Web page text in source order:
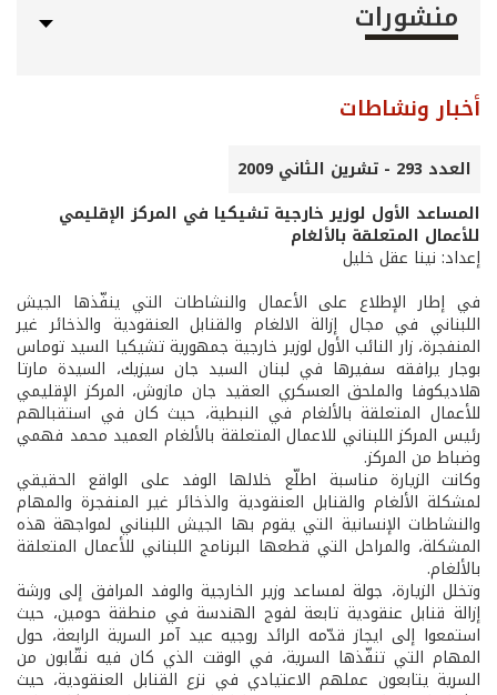
منشورات
أخبار ونشاطات
العدد 293 - تشرين الثاني 2009
المساعد الأول لوزير خارجية تشيكيا في المركز الإقليمي
للأعمال المتعلقة بالألغام
إعداد: نينا عقل خليل
في إطار الإطلاع على الأعمال والنشاطات التي ينفّذها الجيش
اللبناني في مجال إزالة الالغام والقنابل العنقودية والذخائر غير
المنفجرة، زار النائب الأول لوزير خارجية جمهورية تشيكيا السيد توماس
بوجار يرافقه سفيرها في لبنان السيد جان سيزيك، السيدة مارتا
هلاديكوفا والملحق العسكري العقيد جان مازوش، المركز الإقليمي
للأعمال المتعلقة بالألغام في النبطية، حيث كان في استقبالهم
رئيس المركز اللبناني للاعمال المتعلقة بالألغام العميد محمد فهمي
وضباط من المركز.
وكانت الزيارة مناسبة اطلّع خلالها الوفد على الواقع الحقيقي
لمشكلة الألغام والقنابل العنقودية والذخائر غير المنفجرة والمهام
والنشاطات الإنسانية التي يقوم بها الجيش اللبناني لمواجهة هذه
المشكلة، والمراحل التي قطعها البرنامج اللبناني للأعمال المتعلقة
بالألغام.
وتخلل الزيارة، جولة لمساعد وزير الخارجية والوفد المرافق إلى ورشة
إزالة قنابل عنقودية تابعة لفوج الهندسة في منطقة حومين، حيث
استمعوا إلى ايجاز قدّمه الرائد روجيه عيد آمر السرية الرابعة، حول
المهام التي تنفّذها السرية، في الوقت الذي كان فيه نقّابون من
السرية يتابعون عملهم الاعتيادي في نزع القنابل العنقودية، حيث